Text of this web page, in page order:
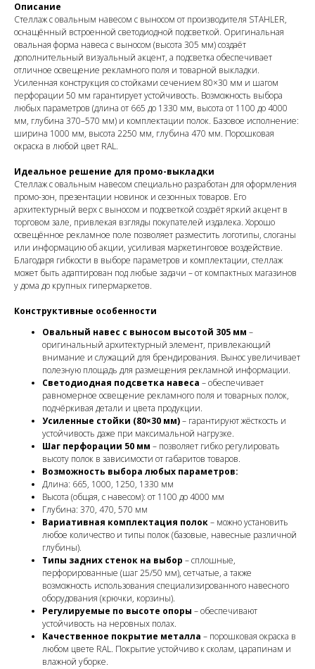
Описание
Стеллаж с овальным навесом с выносом от производителя STAHLER,
оснащённый встроенной светодиодной подсветкой. Оригинальная
овальная форма навеса с выносом (высота 305 мм) создаёт
дополнительный визуальный акцент, а подсветка обеспечивает
отличное освещение рекламного поля и товарной выкладки.
Усиленная конструкция со стойками сечением 80×30 мм и шагом
перфорации 50 мм гарантирует устойчивость. Возможность выбора
любых параметров (длина от 665 до 1330 мм, высота от 1100 до 4000
мм, глубина 370–570 мм) и комплектации полок. Базовое исполнение:
ширина 1000 мм, высота 2250 мм, глубина 470 мм. Порошковая
окраска в любой цвет RAL.
Идеальное решение для промо-выкладки
Стеллаж с овальным навесом специально разработан для оформления
промо-зон, презентации новинок и сезонных товаров. Его
архитектурный верх с выносом и подсветкой создаёт яркий акцент в
торговом зале, привлекая взгляды покупателей издалека. Хорошо
освещённое рекламное поле позволяет разместить логотипы, слоганы
или информацию об акции, усиливая маркетинговое воздействие.
Благодаря гибкости в выборе параметров и комплектации, стеллаж
может быть адаптирован под любые задачи – от компактных магазинов
у дома до крупных гипермаркетов.
Конструктивные особенности
Овальный навес с выносом высотой 305 мм –
оригинальный архитектурный элемент, привлекающий
внимание и служащий для брендирования. Вынос увеличивает
полезную площадь для размещения рекламной информации.
Светодиодная подсветка навеса – обеспечивает
равномерное освещение рекламного поля и товарных полок,
подчёркивая детали и цвета продукции.
Усиленные стойки (80×30 мм)– гарантируют жёсткость и
устойчивость даже при максимальной нагрузке.
Шаг перфорации 50 мм – позволяет гибко регулировать
высоту полок в зависимости от габаритов товаров.
Возможность выбора любых параметров:
Длина: 665, 1000, 1250, 1330 мм
Высота (общая, с навесом): от 1100 до 4000 мм
Глубина: 370, 470, 570 мм
Вариативная комплектация полок– можно установить
любое количество и типы полок (базовые, навесные различной
глубины).
Типы задних стенок на выбор – сплошные,
перфорированные (шаг 25/50 мм), сетчатые, а также
возможность использования специализированного навесного
оборудования (крючки, корзины).
Регулируемые по высоте опоры – обеспечивают
устойчивость на неровных полах.
Качественное покрытие металла – порошковая окраска в
любом цвете RAL. Покрытие устойчиво к сколам, царапинам и
влажной уборке.